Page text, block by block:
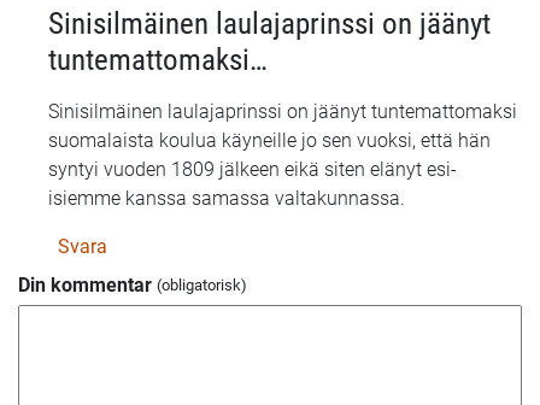
Tammerfors!
Tusen
Den
motsvarande
tjänsten
i…
Alkuperäinen
kysyjä
Sinisilmäinen laulajaprinssi on jäänyt
tuntemattomaksi…
Sinisilmäinen laulajaprinssi on jäänyt tuntemattomaksi
suomalaista koulua käyneille jo sen vuoksi, että hän
syntyi vuoden 1809 jälkeen eikä siten elänyt esi-
isiemme kanssa samassa valtakunnassa.
Svara
Din kommentar